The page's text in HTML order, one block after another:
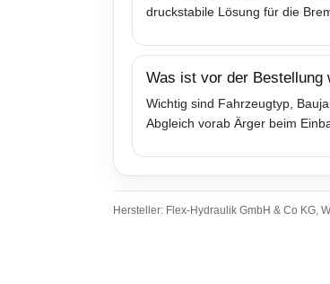
druckstabile Lösung für die
Was ist vor der Bestellung
Wichtig sind Fahrzeugtyp,
Abgleich vorab Ärger beim
Hersteller: Flex-Hydraulik GmbH & Co KG,